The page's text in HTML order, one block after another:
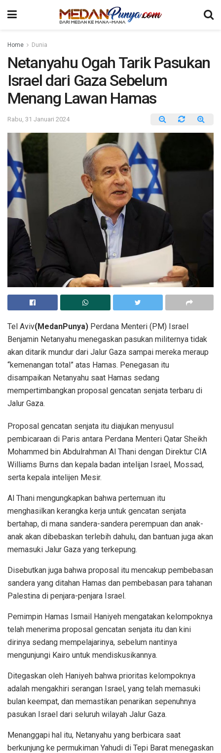
Home Dunia
Netanyahu Ogah Tarik Pasukan
Israel dari Gaza Sebelum
Menang Lawan Hamas
Rabu, 31 Januari 2024
Tel Aviv(MedanPunya) Perdana Menteri (PM) Israel
Benjamin Netanyahu menegaskan pasukan militernya tidak
akan ditarik mundur dari Jalur Gaza sampai mereka meraup
“kemenangan total” atas Hamas. Penegasan itu
disampaikan Netanyahu saat Hamas sedang
mempertimbangkan proposal gencatan senjata terbaru di
Jalur Gaza.
Proposal gencatan senjata itu diajukan menyusul
pembicaraan di Paris antara Perdana Menteri Qatar Sheikh
Mohammed bin Abdulrahman Al Thani dengan Direktur CIA
Williams Burns dan kepala badan intelijan Israel, Mossad,
serta kepala intelijen Mesir.
Al Thani mengungkapkan bahwa pertemuan itu
menghasilkan kerangka kerja untuk gencatan senjata
bertahap, di mana sandera-sandera perempuan dan anak-
anak akan dibebaskan terlebih dahulu, dan bantuan juga akan
memasuki Jalur Gaza yang terkepung.
Disebutkan juga bahwa proposal itu mencakup pembebasan
sandera yang ditahan Hamas dan pembebasan para tahanan
Palestina di penjara-penjara Israel.
Pemimpin Hamas Ismail Haniyeh mengatakan kelompoknya
telah menerima proposal gencatan senjata itu dan kini
dirinya sedang mempelajarinya, sebelum nantinya
mengunjungi Kairo untuk mendiskusikannya.
Ditegaskan oleh Haniyeh bahwa prioritas kelompoknya
adalah mengakhiri serangan Israel, yang telah memasuki
bulan keempat, dan memastikan penarikan sepenuhnya
pasukan Israel dari seluruh wilayah Jalur Gaza.
Menanggapi hal itu, Netanyahu yang berbicara saat
berkunjung ke permukiman Yahudi di Tepi Barat menegaskan